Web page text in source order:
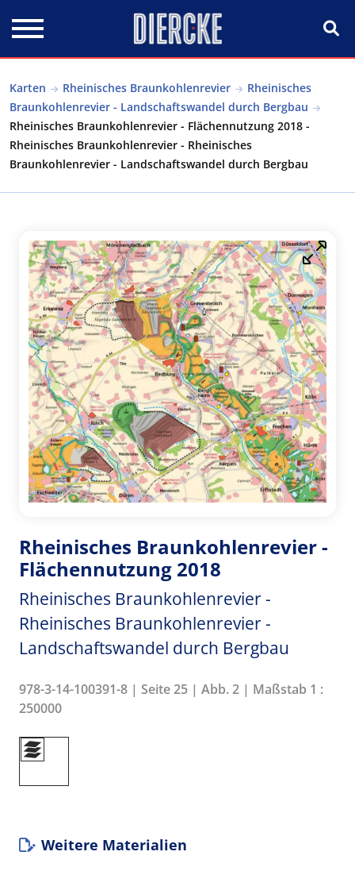
Karten Rheinisches Braunkohlenrevier
Rheinisches
Braunkohlenrevier - Landschaftswandel durch Bergbau
Rheinisches Braunkohlenrevier - Flächennutzung 2018 -
Rheinisches Braunkohlenrevier - Rheinisches
Braunkohlenrevier - Landschaftswandel durch Bergbau
Rheinisches Braunkohlenrevier -
Flächennutzung 2018
Rheinisches Braunkohlenrevier -
Rheinisches Braunkohlenrevier -
Landschaftswandel durch Bergbau
978-3-14-100391-8 | Seite 25 | Abb. 2 | Maßstab 1 :
250000
Weitere Materialien